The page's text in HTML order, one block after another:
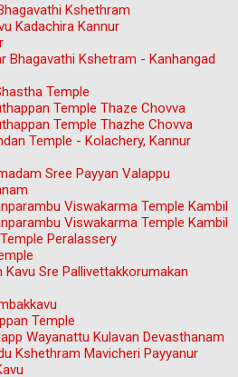
Kshethram
Kadachira Kannur
Bhagavathi Kshetram - Kanhangad
Temple
Temple Thaze Chovva
Temple Thazhe Chovva
Temple - Kolachery, Kannur
Sree Payyan Valappu
Viswakarma Temple Kambil
Viswakarma Temple Kambil
Peralassery
Sre Pallivettakkorumakan
Temple
Wayanattu Kulavan Devasthanam
Kshethram Mavicheri Payyanur